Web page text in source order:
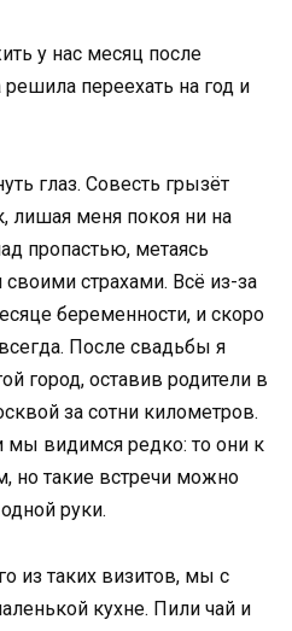
у нас месяц после
переехать на год и
глаз. Совесть грызёт
лишая меня покоя ни на
пропастью, метаясь
страхами. Всё из-за
беременности, и скоро
После свадьбы я
город, оставив родители в
за сотни километров.
мы видимся редко: то они к
но такие встречи можно
руки.
из таких визитов, мы с
кухне. Пили чай и